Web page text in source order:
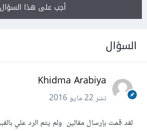
أجب على هذا السؤال
السؤال
Khidma Arabiya
نشر22 مايو 2016
لقد قمت بإرسال مقالين ولم يتم الرد علي